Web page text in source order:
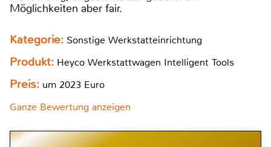
Möglichkeiten aber fair.
Kategorie: Sonstige Werkstatteinrichtung
Produkt: Heyco Werkstattwagen Intelligent Tools
Preis: um 2023 Euro
Ganze Bewertung anzeigen